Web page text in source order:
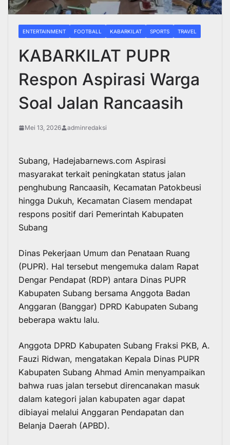
ENTERTAINMENT FOOTBALL KABARKILAT SPORTS TRAVEL
KABARKILAT PUPR
Respon Aspirasi Warga
Soal Jalan Rancaasih
Mei 13, 2026 adminredaksi
Subang, Hadejabarnews.com Aspirasi
masyarakat terkait peningkatan status jalan
penghubung Rancaasih, Kecamatan Patokbeusi
hingga Dukuh, Kecamatan Ciasem mendapat
respons positif dari Pemerintah Kabupaten
Subang
Dinas Pekerjaan Umum dan Penataan Ruang
(PUPR). Hal tersebut mengemuka dalam Rapat
Dengar Pendapat (RDP) antara Dinas PUPR
Kabupaten Subang bersama Anggota Badan
Anggaran (Banggar) DPRD Kabupaten Subang
beberapa waktu lalu.
Anggota DPRD Kabupaten Subang Fraksi PKB, A.
Fauzi Ridwan, mengatakan Kepala Dinas PUPR
Kabupaten Subang Ahmad Amin menyampaikan
bahwa ruas jalan tersebut direncanakan masuk
dalam kategori jalan kabupaten agar dapat
dibiayai melalui Anggaran Pendapatan dan
Belanja Daerah (APBD).